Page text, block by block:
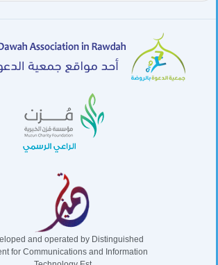
and operated by Distinguished
for Communications and Information